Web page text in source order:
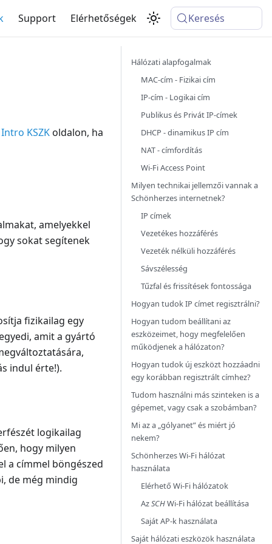
Support Elérhetőségek Keresés
Intro KSZKoldalon, ha
amelyekkel
sokat segítenek
fizikailag egy
amit a gyártó
indul érte!).
logikailag
hogy milyen
a címmel böngészed
de még mindig
Hálózati alapfogalmak
MAC-cím - Fizikai cím
IP-cím - Logikai cím
Publikus és Privát IP-címek
DHCP - dinamikus IP cím
NAT - címfordítás
Wi-Fi Access Point
Milyen technikai jellemzői vannak a
Schönherzes internetnek?
IP címek
Vezetékes hozzáférés
Vezeték nélküli hozzáférés
Sávszélesség
Tűzfal és frissítések fontossága
Hogyan tudok IP címet regisztrálni?
Hogyan tudom beállítani az
eszközeimet, hogy megfelelően
működjenek a hálózaton?
Hogyan tudok új eszközt hozzáadni
egy korábban regisztrált címhez?
Tudom használni más szinteken is a
gépemet, vagy csak a szobámban?
Mi az a „gólyanet” és miért jó
nekem?
Schönherzes Wi-Fi hálózat
használata
Elérhető Wi-Fi hálózatok
AzSCHWi-Fi hálózat beállítása
Saját AP-k használata
Saját hálózati eszközök használata